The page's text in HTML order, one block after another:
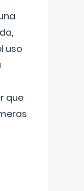
uso
que